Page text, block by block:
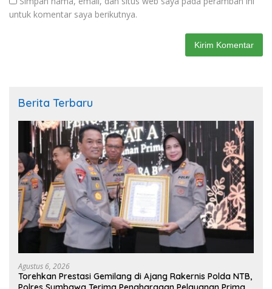
untuk komentar saya berikutnya.
Berita Terbaru
Agustus 6, 2026
Torehkan Prestasi Gemilang di Ajang Rakernis Polda NTB,